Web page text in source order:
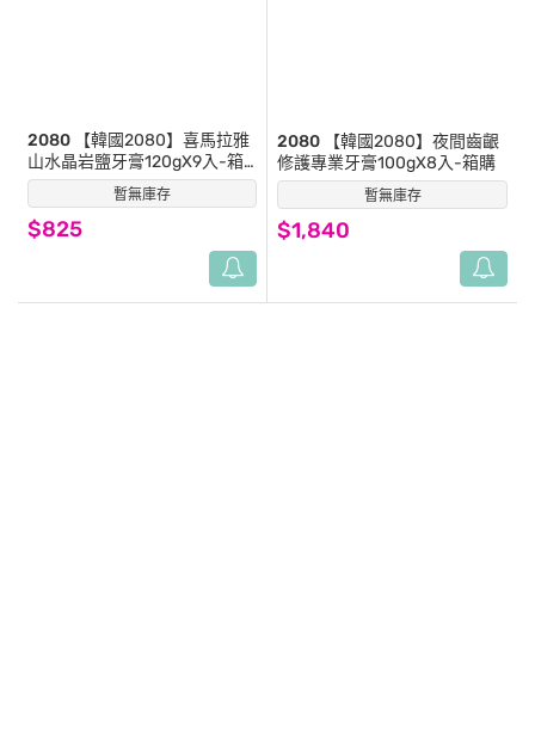
暫無庫存
2080 【韓國2080】喜馬拉雅
山水晶岩鹽牙膏120gX9入-箱
購
$825
(0) 暫無庫存
2080 【韓國2080】夜間齒齦
修護專業牙膏100gX8入-箱購
$1,840
(0)